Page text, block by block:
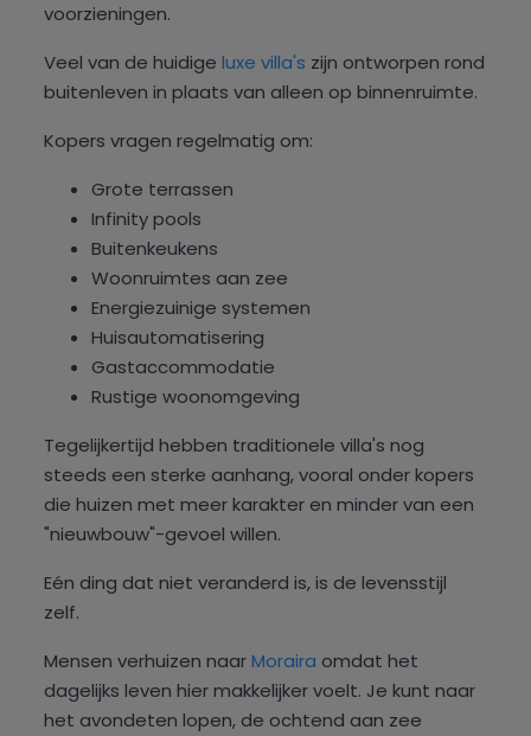
voorzieningen.
Veel van de huidigeluxe villa's zijn ontworpen rond
buitenleven in plaats van alleen op binnenruimte.
Kopers vragen regelmatig om:
Grote terrassen
Infinity pools
Buitenkeukens
Woonruimtes aan zee
Energiezuinige systemen
Huisautomatisering
Gastaccommodatie
Rustige woonomgeving
Tegelijkertijd hebben traditionele villa's nog
steeds een sterke aanhang, vooral onder kopers
die huizen met meer karakter en minder van een
"nieuwbouw"-gevoel willen.
Eén ding dat niet veranderd is, is de levensstijl
zelf.
Mensen verhuizen naarMoraira omdat het
dagelijks leven hier makkelijker voelt. Je kunt naar
het avondeten lopen, de ochtend aan zee